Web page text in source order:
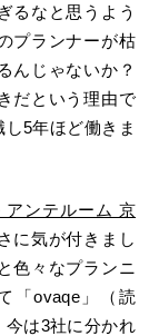
るなと思うよう
プランナーが枯
んじゃないか？
だという理由で
5年ほど働きま
アンテルーム 京
に気が付きまし
色々なプランニ
「ovaqe」（読
今は3社に分かれ